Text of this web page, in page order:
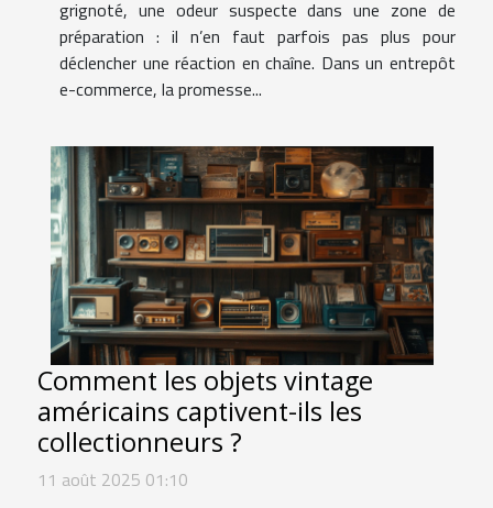
grignoté, une odeur suspecte dans une zone de
préparation : il n’en faut parfois pas plus pour
déclencher une réaction en chaîne. Dans un entrepôt
e-commerce, la promesse...
Comment les objets vintage
américains captivent-ils les
collectionneurs ?
11 août 2025 01:10